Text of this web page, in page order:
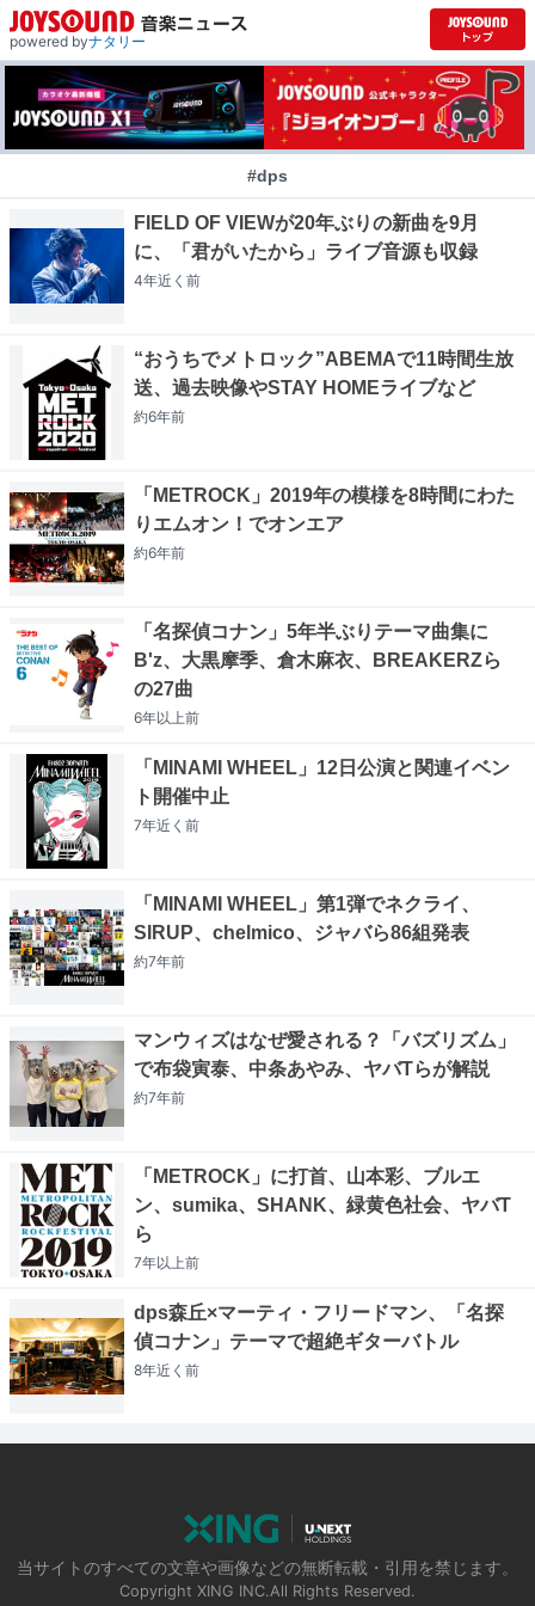
powered byナタリー
#dps
FIELD OF VIEWが20年ぶりの新曲を9月
に、「君がいたから」ライブ音源も収録
4年近く 前
“おうちでメトロック”ABEMAで11時間生放
送、過去映像やSTAY HOMEライブなど
約6年前
「METROCK」2019年の模様を8時間にわた
りエムオン！でオンエア
約6年前
「名探偵コナン」5年半ぶりテーマ曲集に
B'z、大黒摩季、倉木麻衣、BREAKERZら
の27曲
6年以上前
「MINAMI WHEEL」12日公演と関連イベン
ト開催中止
7年近く 前
「MINAMI WHEEL」第1弾でネクライ、
SIRUP、chelmico、ジャバら86組発表
約7年前
マンウィズはなぜ愛される？「バズリズム」
で布袋寅泰、中条あやみ、ヤバTらが解説
約7年前
「METROCK」に打首、山本彩、ブルエ
ン、sumika、SHANK、緑黄色社会、ヤバT
ら
7年以上前
dps森丘×マーティ・フリードマン、「名探
偵コナン」テーマで超絶ギターバトル
8年近く 前
当サイトのすべての文章や画像などの無断転載・引用を禁じます。
Copyright XING INC.All Rights Reserved.